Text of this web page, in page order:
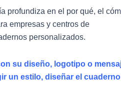
profundiza en el por qué, el
empresas y centros de
personalizados.
su diseño, logotipo o
un estilo, diseñar el